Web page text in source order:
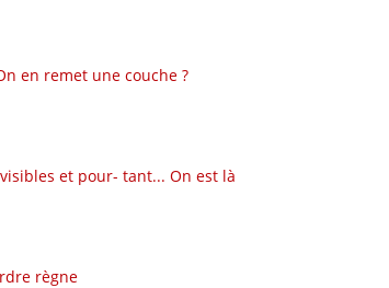
en remet une couche ?
et pour- tant... On est là
L'ordre règne